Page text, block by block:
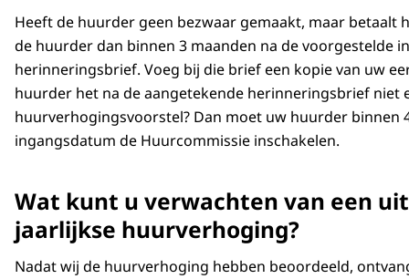
Heeft de huurder geen bezwaar gemaakt, maar betaalt
de huurder dan binnen 3 maanden na de voorgestelde
herinneringsbrief. Voeg bij die brief een kopie van uw
huurder het na de aangetekende herinneringsbrief niet
huurverhogingsvoorstel? Dan moet uw huurder binnen
ingangsdatum de Huurcommissie inschakelen.
Wat kunt u verwachten van een
jaarlijkse huurverhoging?
Nadat wij de huurverhoging hebben beoordeeld,